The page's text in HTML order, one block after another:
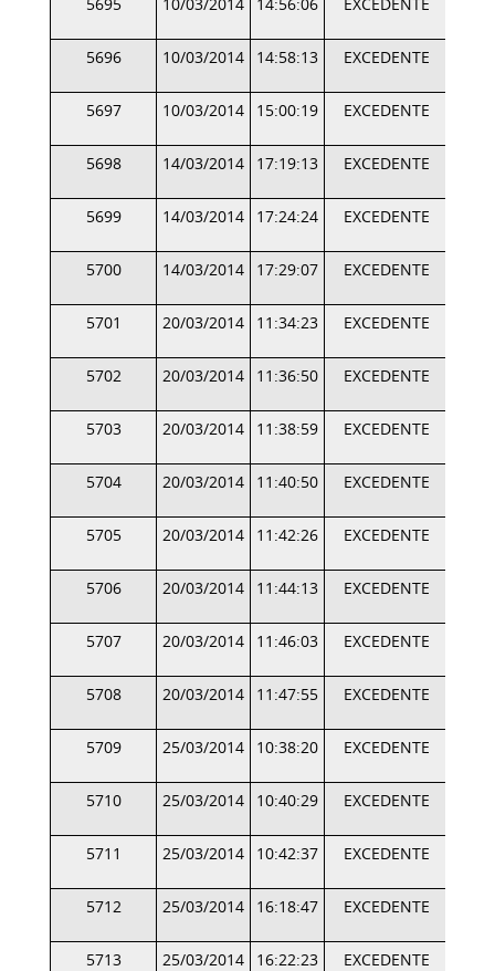
5696 10/03/2014 14:58:13 EXCEDENTE
5697 10/03/2014 15:00:19 EXCEDENTE
5698 14/03/2014 17:19:13 EXCEDENTE
5699 14/03/2014 17:24:24 EXCEDENTE
5700 14/03/2014 17:29:07 EXCEDENTE
5701 20/03/2014 11:34:23 EXCEDENTE
5702 20/03/2014 11:36:50 EXCEDENTE
5703 20/03/2014 11:38:59 EXCEDENTE
5704 20/03/2014 11:40:50 EXCEDENTE
5705 20/03/2014 11:42:26 EXCEDENTE
5706 20/03/2014 11:44:13 EXCEDENTE
5707 20/03/2014 11:46:03 EXCEDENTE
5708 20/03/2014 11:47:55 EXCEDENTE
5709 25/03/2014 10:38:20 EXCEDENTE
5710 25/03/2014 10:40:29 EXCEDENTE
5711 25/03/2014 10:42:37 EXCEDENTE
5712 25/03/2014 16:18:47 EXCEDENTE
5713 25/03/2014 16:22:23 EXCEDENTE